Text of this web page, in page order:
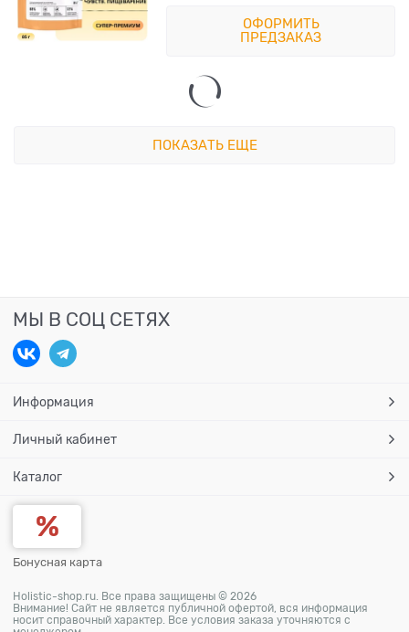
ОФОРМИТЬ
ПРЕДЗАКАЗ
ПОКАЗАТЬ ЕЩЕ
МЫ В СОЦ СЕТЯХ
Информация
Личный кабинет
Каталог
Бонусная карта
Holistic-shop.ru. Все права защищены © 2026
Внимание! Сайт не является публичной офертой, вся информация
носит справочный характер. Все условия заказа уточняются с